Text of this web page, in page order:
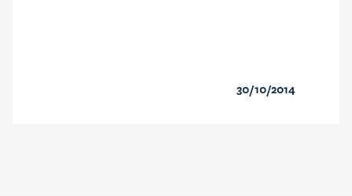
30/10/2014